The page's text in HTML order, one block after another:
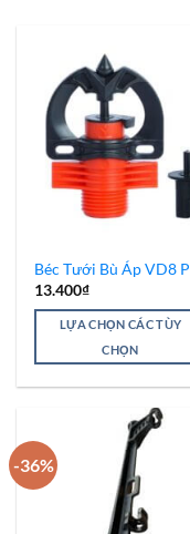
Béc Tưới Bù Áp VD8
13.400₫
LỰA CHỌN CÁC TÙY
CHỌN
có
nhiều
biến
-36%